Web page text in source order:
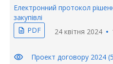
Електронний протокол
закупівлі
description PDF 24 квітня 2024
visibility
Проект договору 2024